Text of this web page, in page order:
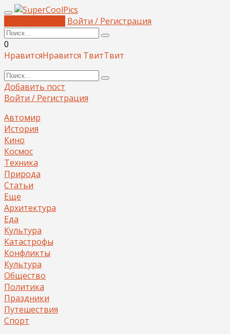
Войти / Регистрация
0
НравитсяНравится ТвитТвит
Добавить пост
Войти / Регистрация
Автомир
История
Кино
Космос
Техника
Природа
Статьи
Еще
Архитектура
Еда
Культура
Катастрофы
Конфликты
Культура
Общество
Политика
Праздники
Путешествия
Спорт